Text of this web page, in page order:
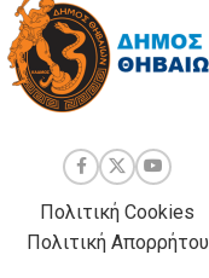
Πολιτική Cookies
Πολιτική Απορρήτου